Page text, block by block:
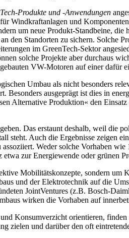
Produkte und -Anwendungen
Windkraftanlagen und
um neue Produkt-Standbeine,
den Standorten zu sichern. Solche
im GreenTech-Sektor
solche Projekte aber durchaus
VW-Motoren auf einer dafür
Umbau als nicht besonders
ausgeprägt ist dies in
Alternative Produktion« den
Das erstaunt deshalb, weil die
steht. Auch die Ergebnisse zeigen
Weder solche Vorhaben
zur Energiewende oder grünen
Mobilitätskonzepte, sondern
und der Elektrotechnik auf die
JointVentures (z.B. Bosch-
wirken die Vorhaben auf
Konsumverzicht orientieren,
zielen und darüber den oft